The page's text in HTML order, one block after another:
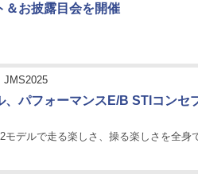
＆お披露目会を開催
JMS2025
、パフォーマンスE/B STIコンセ
モデルで走る楽しさ、操る楽しさを全身